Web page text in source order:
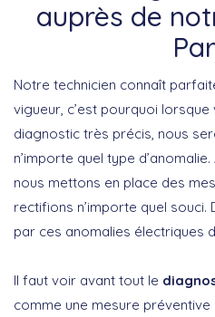
auprès de
Notre technicien connaît
vigueur, c’est pourquoi lorsque
diagnostic très précis, nous
n’importe quel type
nous mettons en place des
rectifions n’importe quel souci.
par ces anomalies électriques
Il faut voir avant tout le
comme une mesure